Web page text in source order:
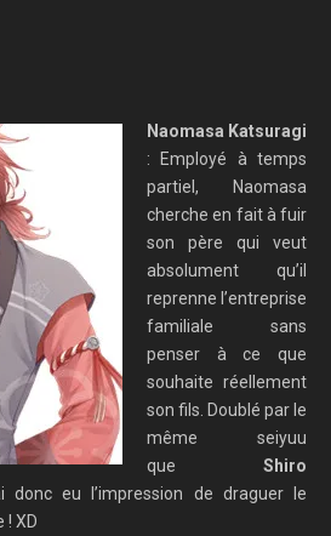
Naomasa Katsuragi
: Employé à temps
partiel, Naomasa
cherche en fait à fuir
son père qui veut
absolument qu’il
reprenne l’entreprise
familiale sans
penser à ce que
souhaite réellement
son fils. Doublé par le
même seiyuu
que Shiro
donc eu l’impression de draguer le
! XD